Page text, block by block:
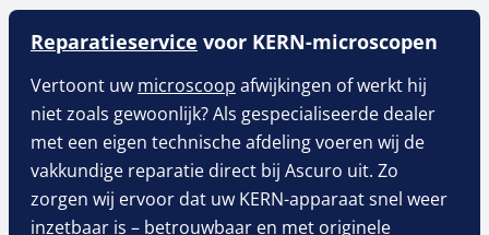
Reparatieservice voor KERN-microscopen
Vertoont uw microscoop afwijkingen of werkt hij
niet zoals gewoonlijk? Als gespecialiseerde dealer
met een eigen technische afdeling voeren wij de
vakkundige reparatie direct bij Ascuro uit. Zo
zorgen wij ervoor dat uw KERN-apparaat snel weer
inzetbaar is – betrouwbaar en met originele